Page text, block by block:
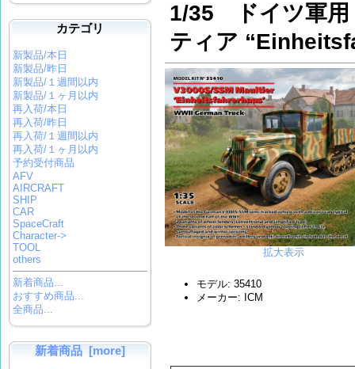
カテゴリ
新製品/本日
新製品/昨日
新製品/１週間以内
新製品/１ヶ月以内
再入荷/本日
再入荷/昨日
再入荷/１週間以内
再入荷/１ヶ月以内
予約受付商品
AFV
AIRCRAFT
SHIP
CAR
SpaceCraft
Character->
TOOL
others
新着商品...
おすすめ商品...
全商品...
新着商品 [more]
1/35 ドイツ軍用
ティア
拡大表示
モデル: 35410
メーカー: ICM